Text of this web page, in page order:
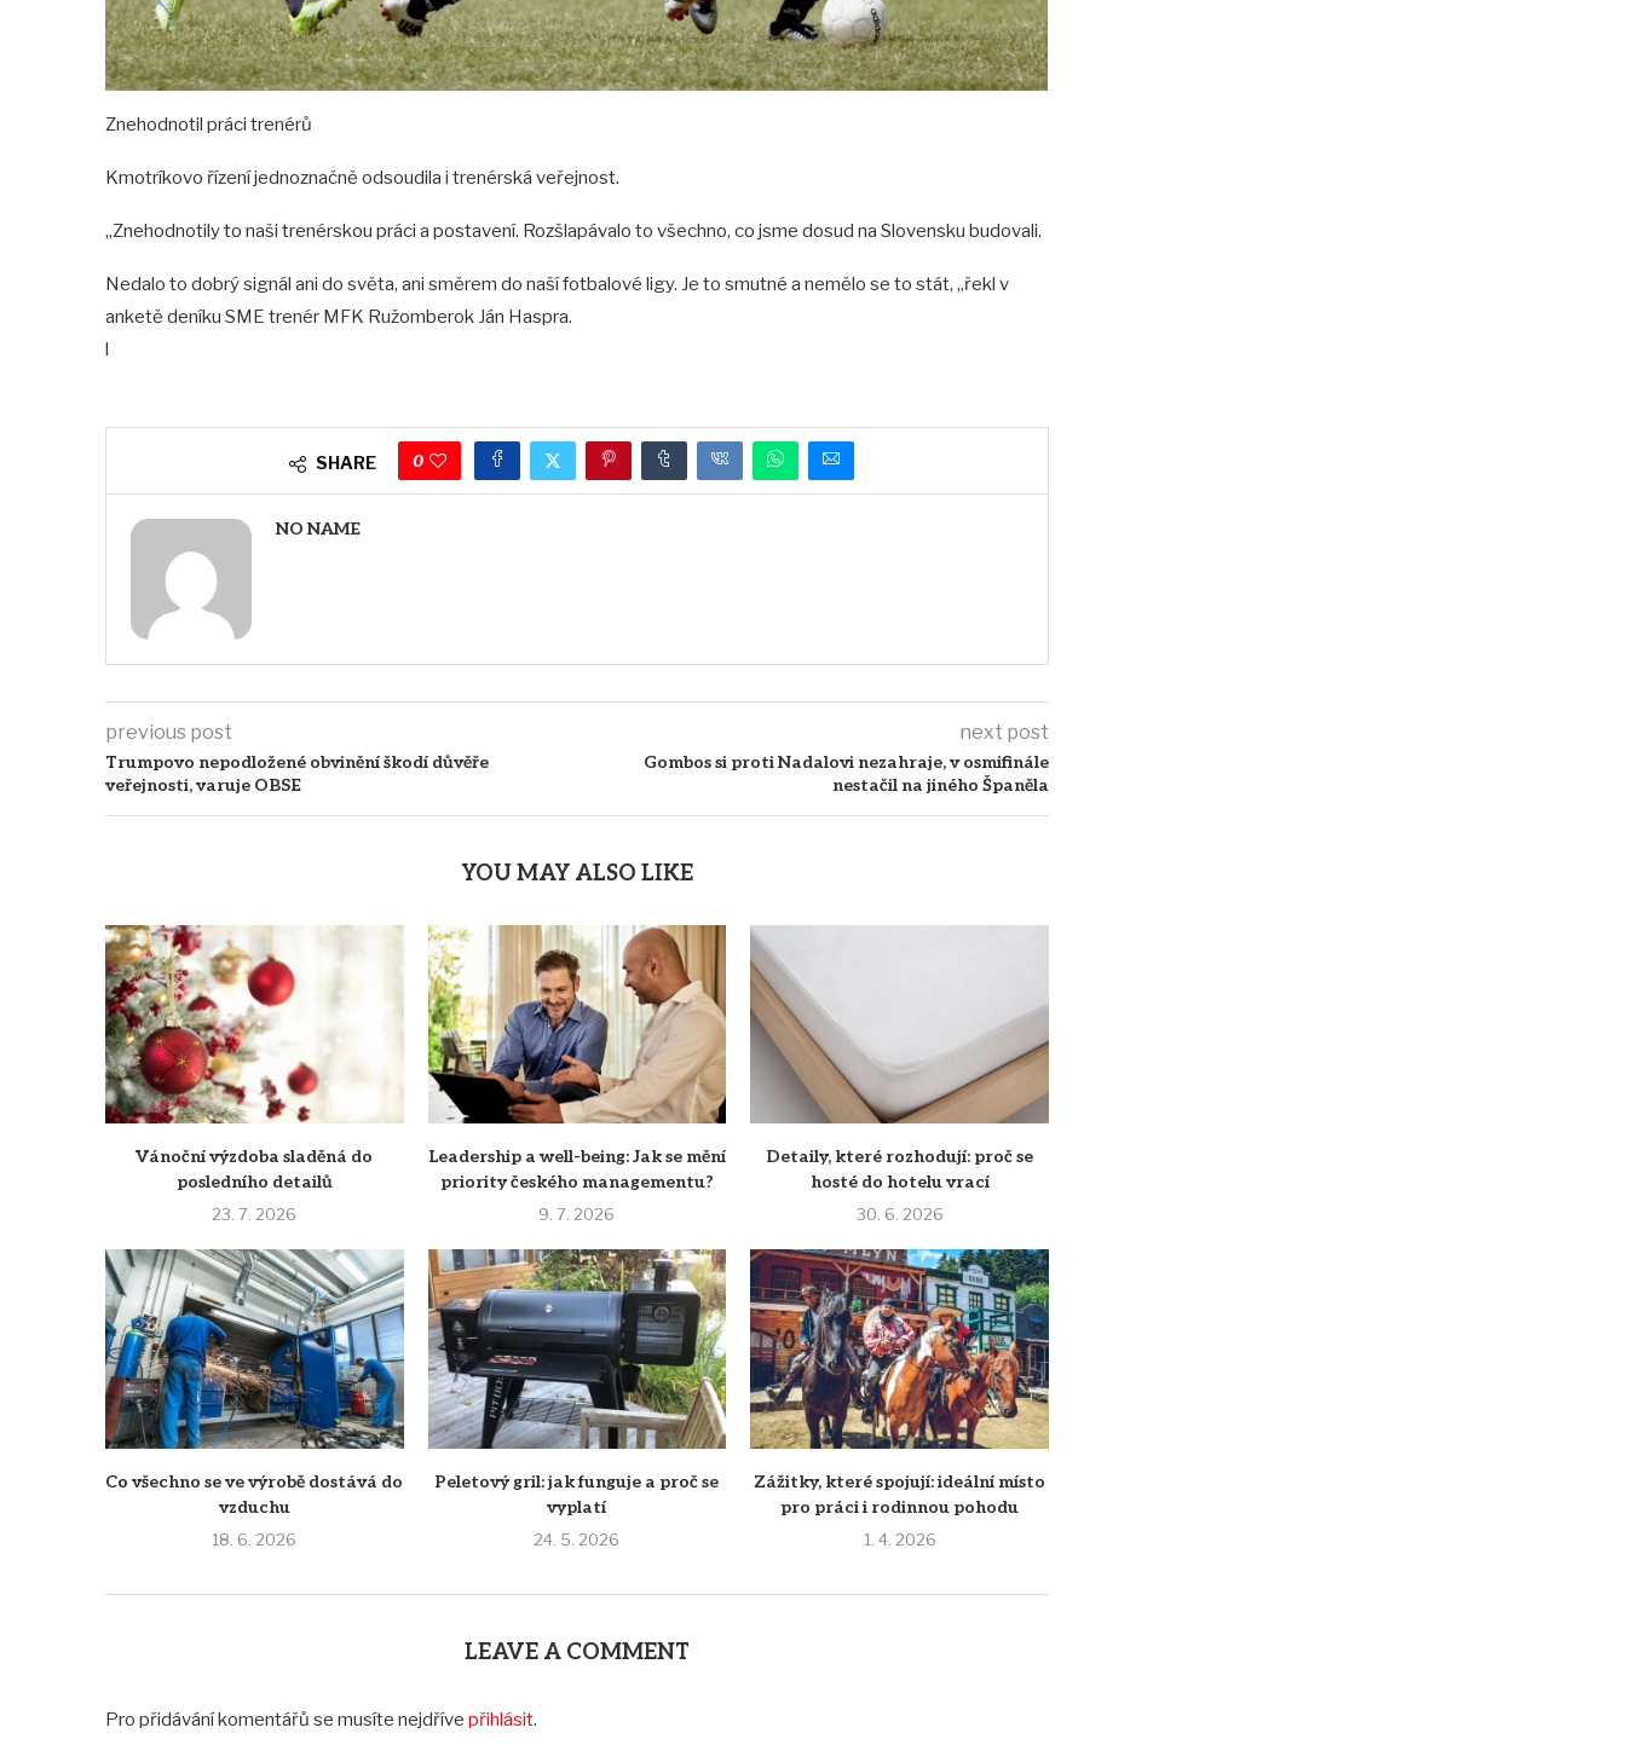
Znehodnotil práci trenérů
Kmotríkovo řízení jednoznačně odsoudila i trenérská veřejnost.
„Znehodnotily to naši trenérskou práci a postavení. Rozšlapávalo to všechno, co jsme dosud na Slovensku budovali.
Nedalo to dobrý signál ani do světa, ani směrem do naší fotbalové ligy. Je to smutné a nemělo se to stát, „řekl v
anketě deníku SME trenér MFK Ružomberok Ján Haspra.
l
SHARE 0
NO NAME
previous post
Trumpovo nepodložené obvinění škodí důvěře
veřejnosti, varuje OBSE
next post
Gombos si proti Nadalovi nezahraje, v osmifinále
nestačil na jiného Španěla
YOU MAY ALSO LIKE
Vánoční výzdoba sladěná do
posledního detailů
23. 7. 2026
Leadership a well-being: Jak se mění
priority českého managementu?
9. 7. 2026
Detaily, které rozhodují: proč se
hosté do hotelu vrací
30. 6. 2026
Co všechno se ve výrobě dostává do
vzduchu
18. 6. 2026
Peletový gril: jak funguje a proč se
vyplatí
24. 5. 2026
Zážitky, které spojují: ideální místo
pro práci i rodinnou pohodu
1. 4. 2026
LEAVE A COMMENT
Pro přidávání komentářů se musíte nejdříve přihlásit.